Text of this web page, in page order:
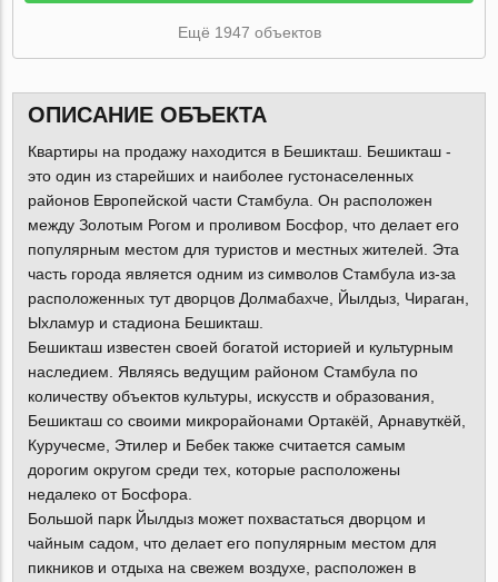
Ещё 1947 объектов
ОПИСАНИЕ ОБЪЕКТА
Квартиры на продажу находится в Бешикташ. Бешикташ -
это один из старейших и наиболее густонаселенных
районов Европейской части Стамбула. Он расположен
между Золотым Рогом и проливом Босфор, что делает его
популярным местом для туристов и местных жителей. Эта
часть города является одним из символов Стамбула из-за
расположенных тут дворцов Долмабахче, Йылдыз, Чираган,
Ыхламур и стадиона Бешикташ.
Бешикташ известен своей богатой историей и культурным
наследием. Являясь ведущим районом Стамбула по
количеству объектов культуры, искусств и образования,
Бешикташ со своими микрорайонами Ортакёй, Арнавуткёй,
Куручесме, Этилер и Бебек также считается самым
дорогим округом среди тех, которые расположены
недалеко от Босфора.
Большой парк Йылдыз может похвастаться дворцом и
чайным садом, что делает его популярным местом для
пикников и отдыха на свежем воздухе, расположен в